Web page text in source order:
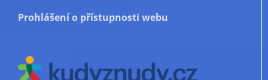
Prohlášení o přístupnosti webu